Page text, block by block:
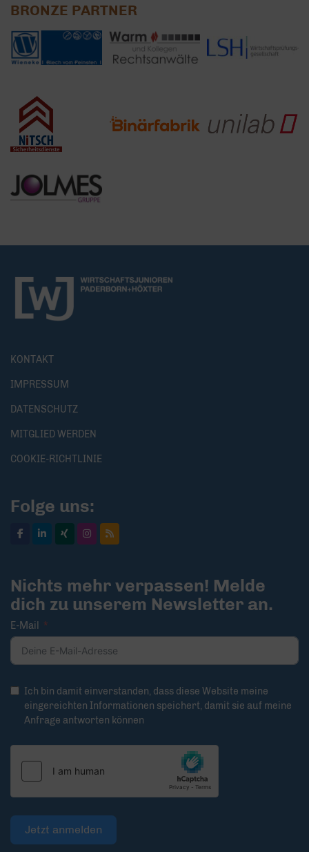
BRONZE PARTNER
KONTAKT
IMPRESSUM
DATENSCHUTZ
MITGLIED WERDEN
COOKIE-RICHTLINIE
Folge uns:
Nichts mehr verpassen! Melde
dich zu unserem Newsletter an.
E-Mail
Ich bin damit einverstanden, dass diese Website meine
eingereichten Informationen speichert, damit sie auf meine
Anfrage antworten können
Jetzt anmelden